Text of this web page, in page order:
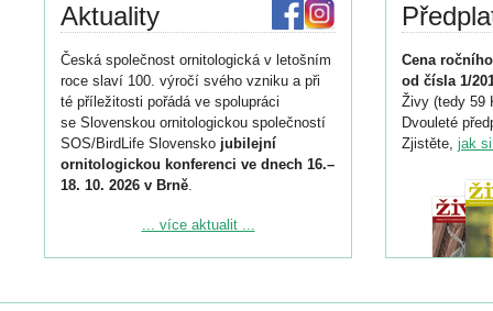
Aktuality
Česká společnost ornitologická v letošním
roce slaví 100. výročí svého vzniku a při
té příležitosti pořádá ve spolupráci
se Slovenskou ornitologickou společností
SOS/BirdLife Slovensko jubilejní
ornitologickou konferenci ve dnech 16.–
18. 10. 2026 v Brně.
Podrobnější informace ke konferenci
Registrovat se můžete do 6. září.
... více aktualit ...
Cena
od čísla 1/
Živy (tedy 59
Dvouleté
Zjistěte, jak